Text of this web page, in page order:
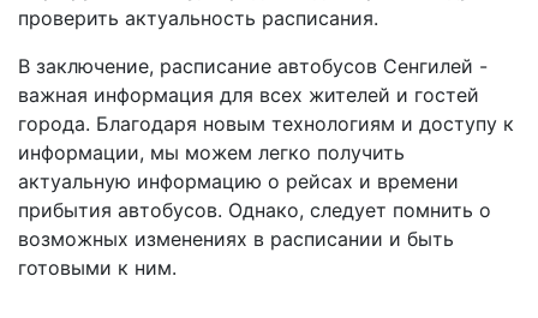
проверить актуальность расписания.
В заключение, расписание автобусов Сенгилей -
важная информация для всех жителей и гостей
города. Благодаря новым технологиям и доступу к
информации, мы можем легко получить
актуальную информацию о рейсах и времени
прибытия автобусов. Однако, следует помнить о
возможных изменениях в расписании и быть
готовыми к ним.